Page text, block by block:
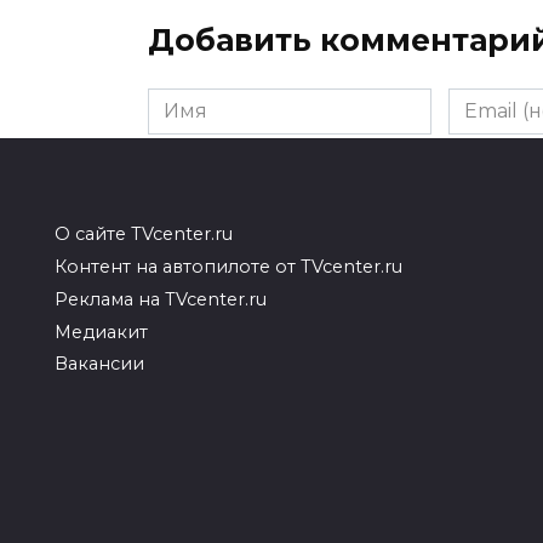
Добавить
Имя
Email
О сайте TVcenter.ru
Контент на автопилоте от TVcenter.ru
Реклама на TVcenter.ru
Медиакит
Вакансии